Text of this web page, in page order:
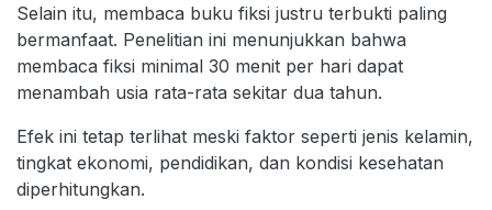
Selain itu, membaca buku fiksi justru terbukti paling
bermanfaat. Penelitian ini menunjukkan bahwa
membaca fiksi minimal 30 menit per hari dapat
menambah usia rata-rata sekitar dua tahun.
Efek ini tetap terlihat meski faktor seperti jenis kelamin,
tingkat ekonomi, pendidikan, dan kondisi kesehatan
diperhitungkan.